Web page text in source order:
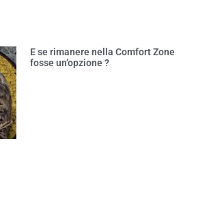
E se rimanere nella Comfort Zone
fosse un’opzione ?